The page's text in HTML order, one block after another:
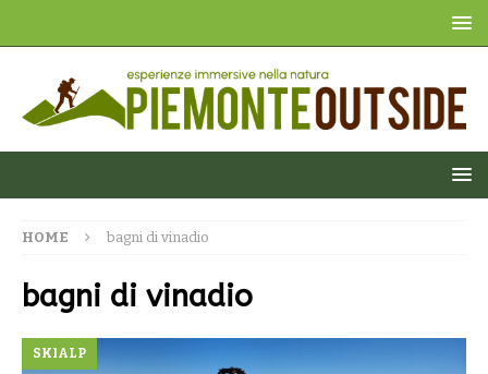
HOME bagni di vinadio
bagni di vinadio
SKIALP